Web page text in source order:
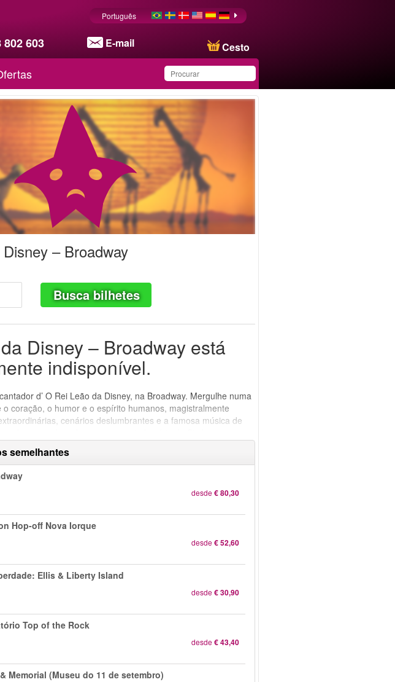
802 603 E-mail Cesto
Português
Produto salvo na lista de
favoritos
– Broadway
Busca bilhetes
Disney – Broadway está
indisponível.
d’ O Rei Leão da Disney, na Broadway. Mergulhe numa
coração, o humor e o espírito humanos, magistralmente
cenários deslumbrantes e a famosa música de
semelhantes
desde€ 80,30
Hop-off Nova Iorque
desde€ 52,60
Ellis & Liberty Island
desde€ 30,90
Top of the Rock
desde€ 43,40
Memorial (Museu do 11 de setembro)